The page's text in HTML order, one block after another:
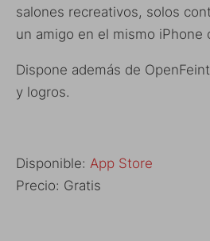
salones recreativos, solos
un amigo en el mismo iPhone
Dispone además de
y logros.
Disponible: App Store
Precio: Gratis